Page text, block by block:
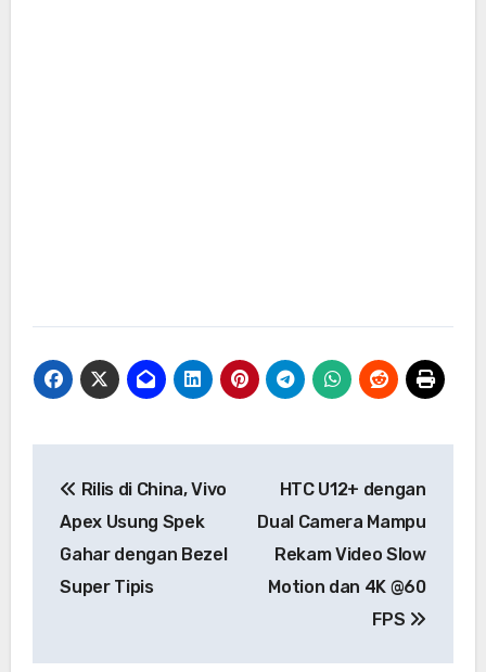
pos
Rilis di China, Vivo
Apex Usung Spek
Gahar dengan Bezel
Super Tipis
HTC U12+ dengan
Dual Camera Mampu
Rekam Video Slow
Motion dan 4K @60
FPS